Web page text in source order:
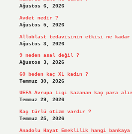
Ağustos 6, 2026
Avdet nedir ?
Ağustos 5, 2026
Alloblast tedavisinin etkisi ne kadar
Ağustos 3, 2026
9 neden asal değil ?
Ağustos 3, 2026
60 beden kaç XL kadın ?
Temmuz 30, 2026
UEFA Avrupa Ligi kazanan kaç para
Temmuz 29, 2026
Kaç türlü otizm vardır ?
Temmuz 25, 2026
Anadolu Hayat Emeklilik hangi